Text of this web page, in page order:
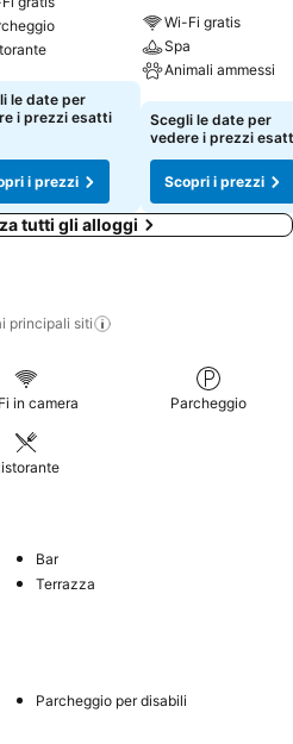
i prezzi
le date per
i prezzi esatti
i prezzi
Wi-Fi gratis
Spa
Animali ammessi
Scopri i prezzi
Scegli le date per
vedere i prezzi
Scopri i prezzi
tutti gli alloggi
principali siti
in camera Parcheggio
Bar
Terrazza
Parcheggio per disabili